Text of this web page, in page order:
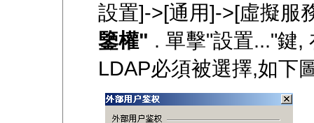
設置]->[通用]->[虛擬服
鑒權" . 單擊"設置..."鍵,
LDAP必須被選擇,如下